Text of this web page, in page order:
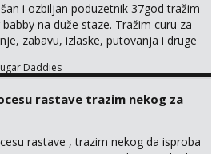
i ozbiljan poduzetnik 37god tražim
babby na duže staze. Tražim curu za
zabavu, izlaske, putovanja i druge
komunikativna, zgodna i atraktivna
Daddies
rastave trazim nekog za
rastave , trazim nekog da isproba